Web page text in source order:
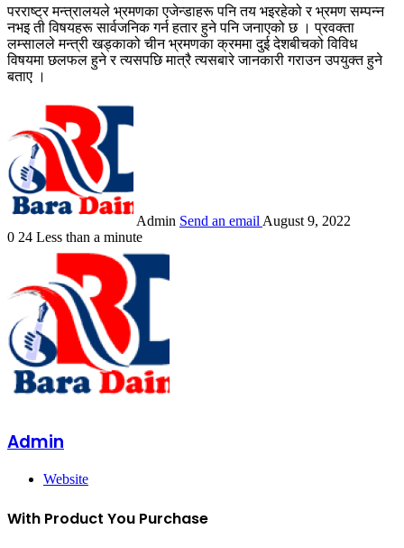
परराष्ट्र मन्त्रालयले भ्रमणका एजेन्डाहरू पनि तय भइरहेको र भ्रमण सम्पन्न
नभइ ती विषयहरू सार्वजनिक गर्न हतार हुने पनि जनाएको छ । प्रवक्ता
लम्सालले मन्त्री खड्काको चीन भ्रमणका क्रममा दुई देशबीचको विविध
विषयमा छलफल हुने र त्यसपछि मात्रै त्यसबारे जानकारी गराउन उपयुक्त हुने
बताए ।
Admin Send an email August 9, 2022
0 24 Less than a minute
Admin
Website
With Product You Purchase